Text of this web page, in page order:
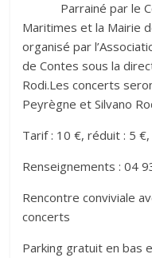
Parrainé par le
Maritimes et la Mairie
organisé par
de Contes sous la
Rodi.Les concerts
Peyrègne et Silvano
Tarif : 10 €, réduit : 5
Renseignements : 04
Rencontre conviviale
concerts
Parking gratuit en bas